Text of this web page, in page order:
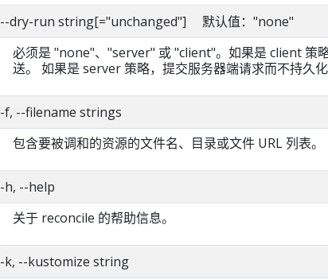
--dry-run string[="unchanged"] 默认值："none"
必须是 "none"、"server" 或 "client"。如果是 client 策
送。 如果是 server 策略，提交服务器端请求而不持久化
-f, --filename strings
包含要被调和的资源的文件名、目录或文件 URL 列表。
-h, --help
关于 reconcile 的帮助信息。
-k, --kustomize string